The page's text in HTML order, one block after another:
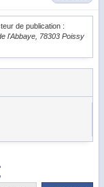
de publication :
l'Abbaye, 78303 Poissy